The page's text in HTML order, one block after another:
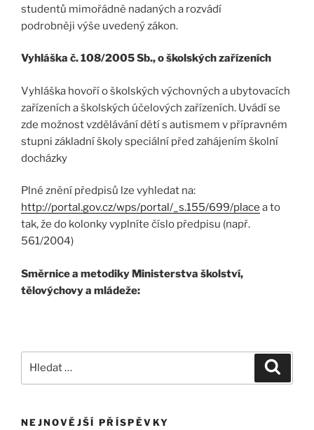
studentů mimořádně nadaných a rozvádí
podrobněji výše uvedený zákon.
Vyhláška č. 108/2005 Sb., o školských zařízeních
Vyhláška hovoří o školských výchovných a ubytovacích
zařízeních a školských účelových zařízeních. Uvádí se
zde možnost vzdělávání dětí s autismem v přípravném
stupni základní školy speciální před zahájením školní
docházky
Plné znění předpisů lze vyhledat na:
http://portal.gov.cz/wps/portal/_s.155/699/place a to
tak, že do kolonky vyplníte číslo předpisu (např.
561/2004)
Směrnice a metodiky Ministerstva školství,
tělovýchovy a mládeže:
NEJNOVĚJŠÍ PŘÍSPĚVKY